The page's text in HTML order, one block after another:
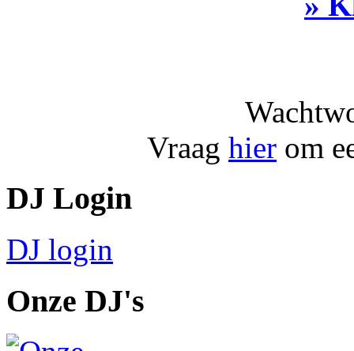
Vraag hier om
DJ Login
DJ login
Onze DJ's